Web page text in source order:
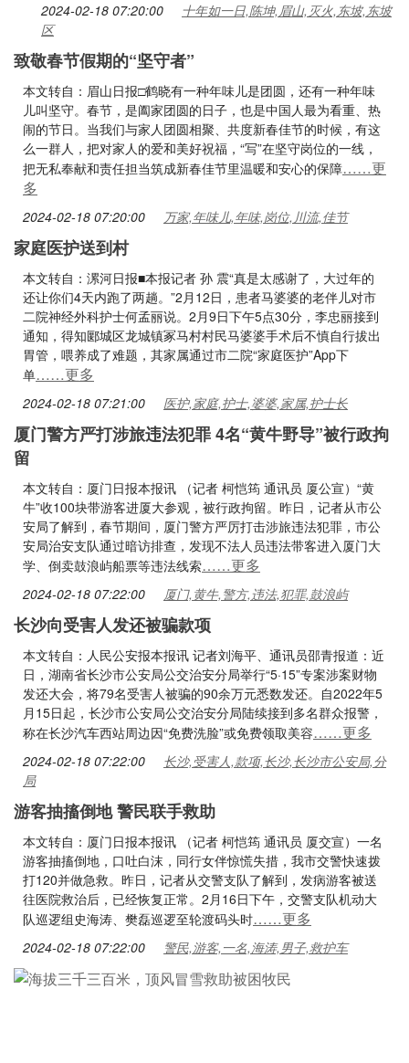
2024-02-18 07:20:00
十年如一日,陈坤,眉山,灭火,东坡,东坡
区
致敬春节假期的“坚守者”
本文转自：眉山日报□鹤晓有一种年味儿是团圆，还有一种年味
儿叫坚守。春节，是阖家团圆的日子，也是中国人最为看重、热
闹的节日。当我们与家人团圆相聚、共度新春佳节的时候，有这
么一群人，把对家人的爱和美好祝福，“写”在坚守岗位的一线，
把无私奉献和责任担当筑成新春佳节里温暖和安心的保障……更
多
2024-02-18 07:20:00 万家,年味儿,年味,岗位,川流,佳节
家庭医护送到村
本文转自：漯河日报■本报记者 孙 震“真是太感谢了，大过年的
还让你们4天内跑了两趟。”2月12日，患者马婆婆的老伴儿对市
二院神经外科护士何孟丽说。2月9日下午5点30分，李忠丽接到
通知，得知郾城区龙城镇冢马村村民马婆婆手术后不慎自行拔出
胃管，喂养成了难题，其家属通过市二院“家庭医护”App下
单……更多
2024-02-18 07:21:00 医护,家庭,护士,婆婆,家属,护士长
厦门警方严打涉旅违法犯罪 4名“黄牛野导”被行政拘
留
本文转自：厦门日报本报讯 （记者 柯恺筠 通讯员 厦公宣）“黄
牛”收100块带游客进厦大参观，被行政拘留。昨日，记者从市公
安局了解到，春节期间，厦门警方严厉打击涉旅违法犯罪，市公
安局治安支队通过暗访排查，发现不法人员违法带客进入厦门大
学、倒卖鼓浪屿船票等违法线索……更多
2024-02-18 07:22:00 厦门,黄牛,警方,违法,犯罪,鼓浪屿
长沙向受害人发还被骗款项
本文转自：人民公安报本报讯 记者刘海平、通讯员邵青报道：近
日，湖南省长沙市公安局公交治安分局举行“5·15”专案涉案财物
发还大会，将79名受害人被骗的90余万元悉数发还。自2022年5
月15日起，长沙市公安局公交治安分局陆续接到多名群众报警，
称在长沙汽车西站周边因“免费洗脸”或免费领取美容……更多
2024-02-18 07:22:00
长沙,受害人,款项,长沙,长沙市公安局,分
局
游客抽搐倒地 警民联手救助
本文转自：厦门日报本报讯 （记者 柯恺筠 通讯员 厦交宣）一名
游客抽搐倒地，口吐白沫，同行女伴惊慌失措，我市交警快速拨
打120并做急救。昨日，记者从交警支队了解到，发病游客被送
往医院救治后，已经恢复正常。2月16日下午，交警支队机动大
队巡逻组史海涛、樊磊巡逻至轮渡码头时……更多
2024-02-18 07:22:00 警民,游客,一名,海涛,男子,救护车